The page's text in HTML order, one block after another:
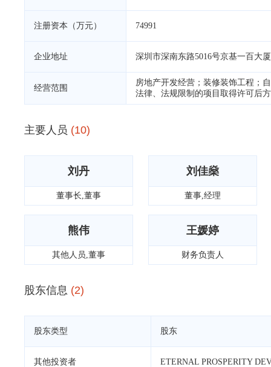
注册资本（万元） 74991
企业地址 深圳市深南东路5016号京基一百大
经营范围
房地产开发经营；装修装饰工程；
法律、法规限制的项目取得许可后
主要人员 (10)
刘丹
董事长,董事
刘佳燊
董事,经理
熊伟
其他人员,董事
王媛婷
财务负责人
股东信息 (2)
股东类型 股东
其他投资者 ETERNAL PROSPERITY